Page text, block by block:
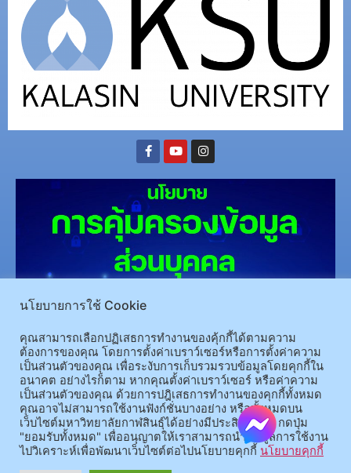
043-602-044
(อ.เมือง)62/1 ถ.เกษตรสมบูรณ์ ต.กาฬสินธุ์ อ.เมือง จ.กาฬสินธุ์ 46000 โทรศัพท์ 043-811128 08-
64584360 โทรสาร 043-813070
© 2025 All rights Reserved.
นโยบายการใช้ Cookie
คุณสามารถเลือกปฏิเสธการทำงานของคุ้กกี้ได้ตามความ
ต้องการของคุณ โดยการตั้งค่าเบราว์เซอร์หรือการตั้งค่าความ
เป็นส่วนตัวของคุณ เพื่อระงับการเก็บรวมรวบข้อมูลโดยคุกกี้ใน
อนาคต อย่างไรก็ตาม หากคุณตั้งค่าเบราว์เซอร์ หรือค่าความ
เป็นส่วนตัวของคุณ ด้วยการปฎิเสธการทำงานของคุกกี้ทั้งหมด
คุณอาจไม่สามารถใช้งานฟังก์ชั่นบางอย่าง หรือทั้งหมดบน
เว็บไซต์มหาวิทยาลัยกาฬสินธุ์ได้อย่างมีประสิทธิภาพ กดปุ่ม
"ยอมรับทั้งหมด" เพื่ออนุญาตให้เราสามารถนำข้อมูลการใช้งาน
ไปวิเคราะห์เพื่อพัฒนาเว็บไซต์ต่อไปนโยบายคุกกี้ นโยบายคุกกี้